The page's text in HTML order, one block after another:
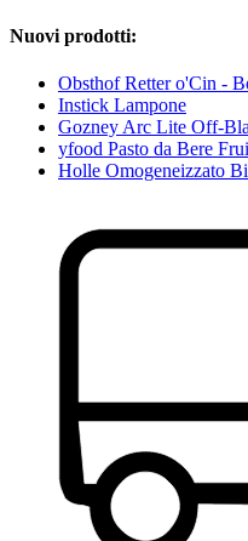
Nuovi prodotti:
Obsthof Retter o'Cin -
Instick Lampone
Gozney Arc Lite Off-
yfood Pasto da Bere
Holle Omogeneizzato